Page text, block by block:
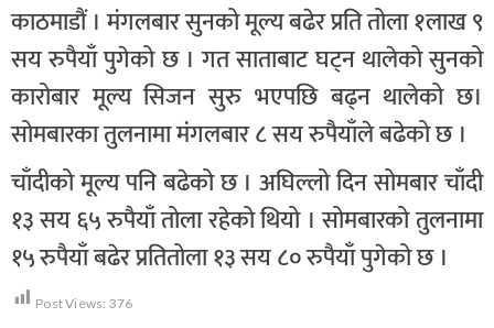
काठमाडौं । मंगलबार सुनको मूल्य बढेर प्रति तोला १लाख ९
सय रुपैयाँ पुगेको छ । गत साताबाट घट्न थालेको सुनको
कारोबार मूल्य सिजन सुरु भएपछि बढ्न थालेको छ।
सोमबारका तुलनामा मंगलबार ८ सय रुपैयाँले बढेको छ ।
चाँदीको मूल्य पनि बढेको छ । अघिल्लो दिन सोमबार चाँदी
१३ सय ६५ रुपैयाँ तोला रहेको थियो । सोमबारको तुलनामा
१५ रुपैयाँ बढेर प्रतितोला १३ सय ८० रुपैयाँ पुगेको छ ।
Post Views: 376